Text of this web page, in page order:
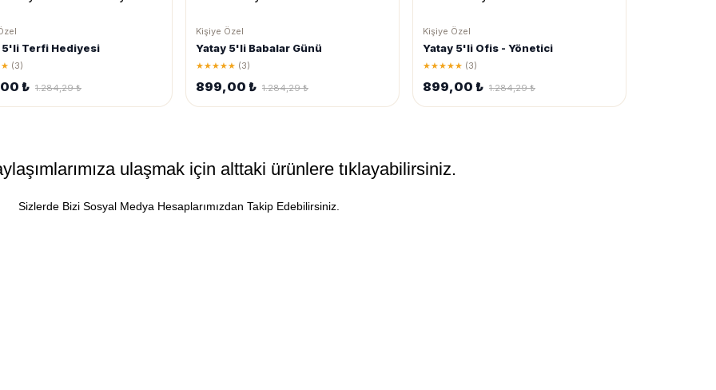
5'li Terfi Hediyesi
(3)
₺ 1.284,29 ₺
Kişiye Özel
Yatay 5'li Babalar Günü
★★★★★ (3)
899,00 ₺ 1.284,29 ₺
Kişiye Özel
Yatay 5'li Ofis - Yönetici
★★★★★ (3)
899,00 ₺ 1.284,29 ₺
ulaşmak için alttaki ürünlere tıklayabilirsiniz.
Sizlerde Bizi Sosyal Medya Hesaplarımızdan Takip Edebilirsiniz.